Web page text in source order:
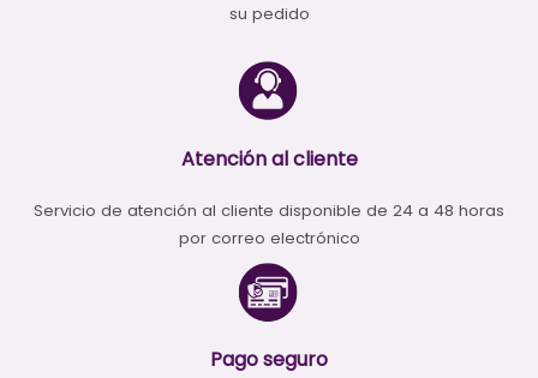
su pedido
Atención al cliente
Servicio de atención al cliente disponible de 24 a 48 horas
por correo electrónico
Pago seguro